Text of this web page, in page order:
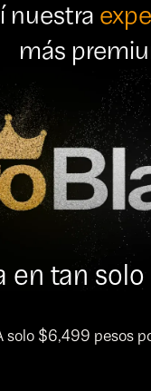
nuestra
más
en tan solo
solo $6,499 pesos